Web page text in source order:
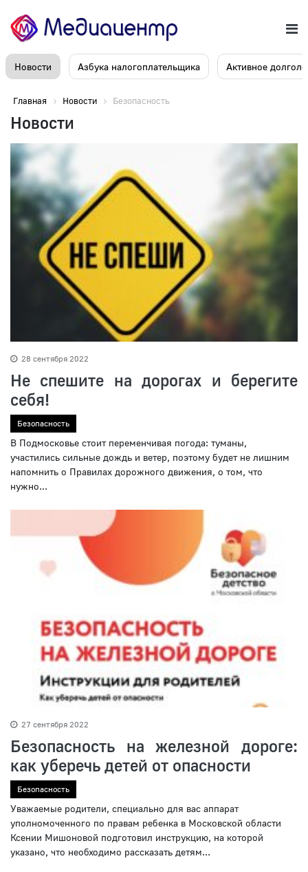
Новости Азбука налогоплательщика Активное
Главная Новости Безопасность
Новости
28 сентября 2022
Не спешите на дорогах и берегите
себя!
Безопасность
В Подмосковье стоит переменчивая погода: туманы,
участились сильные дождь и ветер, поэтому будет не лишним
напомнить о Правилах дорожного движения, о том, что
нужно...
27 сентября 2022
Безопасность на железной дороге:
как уберечь детей от опасности
Безопасность
Уважаемые родители, специально для вас аппарат
уполномоченного по правам ребенка в Московской области
Ксении Мишоновой подготовил инструкцию, на которой
указано, что необходимо рассказать детям...